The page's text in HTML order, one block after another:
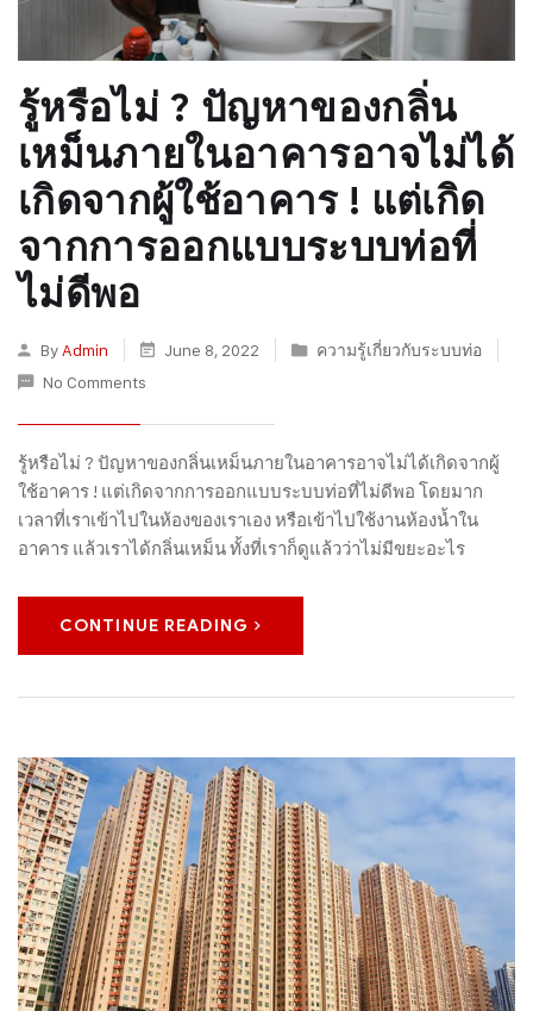
รู้หรือไม่ ? ปัญหาของกลิ่น
เหม็นภายในอาคารอาจไม่ได้
เกิดจากผู้ใช้อาคาร ! แต่เกิด
จากการออกแบบระบบท่อที่
ไม่ดีพอ
By Admin June 8, 2022
ความรู้เกี่ยวกับระบบท่อ
No Comments
รู้หรือไม่ ? ปัญหาของกลิ่นเหม็นภายในอาคารอาจไม่ได้เกิดจากผู้
ใช้อาคาร ! แต่เกิดจากการออกแบบระบบท่อที่ไม่ดีพอ โดยมาก
เวลาที่เราเข้าไปในห้องของเราเอง หรือเข้าไปใช้งานห้องน้ำใน
อาคาร แล้วเราได้กลิ่นเหม็น ทั้งที่เราก็ดูแล้วว่าไม่มีขยะอะไร
CONTINUE READING